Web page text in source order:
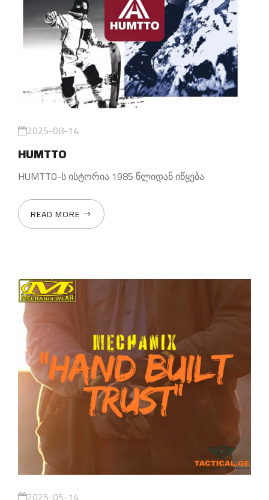
2025-08-14
HUMTTO
HUMTTO-ს ისტორია 1985 წლიდან იწყება
READ MORE